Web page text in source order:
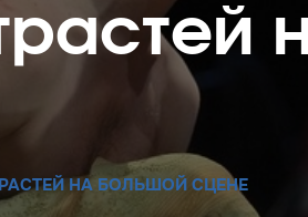
НА БОЛЬШОЙ СЦЕНЕ